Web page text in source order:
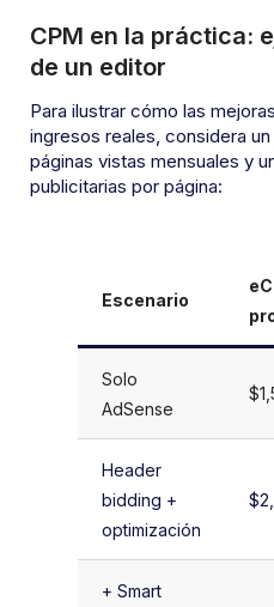
CPM en la práctica:
de un editor
Para ilustrar cómo las
ingresos reales, considera
páginas vistas mensuales y
publicitarias por página:
Escenario
Solo
AdSense
Header
bidding +
optimización
+ Smart